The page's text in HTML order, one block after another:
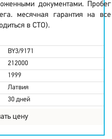
документами. Пробег
месячная гарантия на все
в СТО).
BY3/9171
212000
1999
Латвия
30 дней
цену